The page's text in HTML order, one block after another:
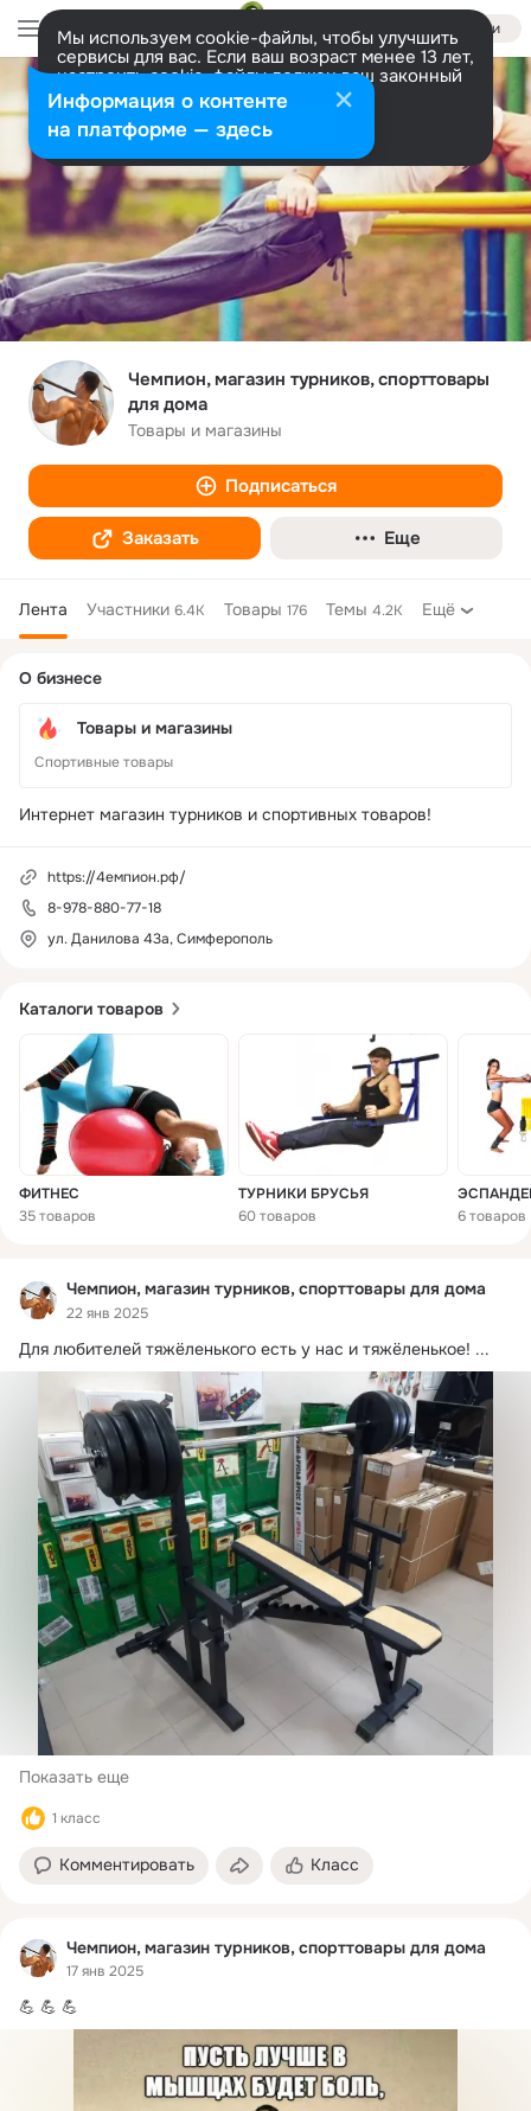
Войти
Мы используем cookie-файлы, чтобы улучшить
сервисы для вас. Если ваш возраст менее 13 лет,
настроить cookie-файлы должен ваш законный
представитель. Больше информации
Разрешить все Настроить
Чемпион, магазин турников, спорттовары
для дома
Товары и магазины
Подписаться
Заказать Еще
Лента Участники 6.4K Товары 176 Темы 4.2K Ещё
Каталоги товаров
ФИТНЕС
35 товаров
ТУРНИКИ БРУСЬЯ
60 товаров
6 товаров
Чемпион, магазин турников, спорттовары для дома
22 янв 2025
Для любителей тяжёленького есть у нас и тяжёленькое! ...
Показать еще
1 класс
Комментировать Класс
Чемпион, магазин турников, спорттовары для дома
17 янв 2025
💪 💪 💪
колонка
О бизнесе
Товары и магазины
Спортивные товары
Интернет магазин турников и спортивных товаров!
https://4емпион.рф/
8-978-880-77-18
ул. Данилова 43а, Симферополь
Информация о контенте
на платформе — здесь